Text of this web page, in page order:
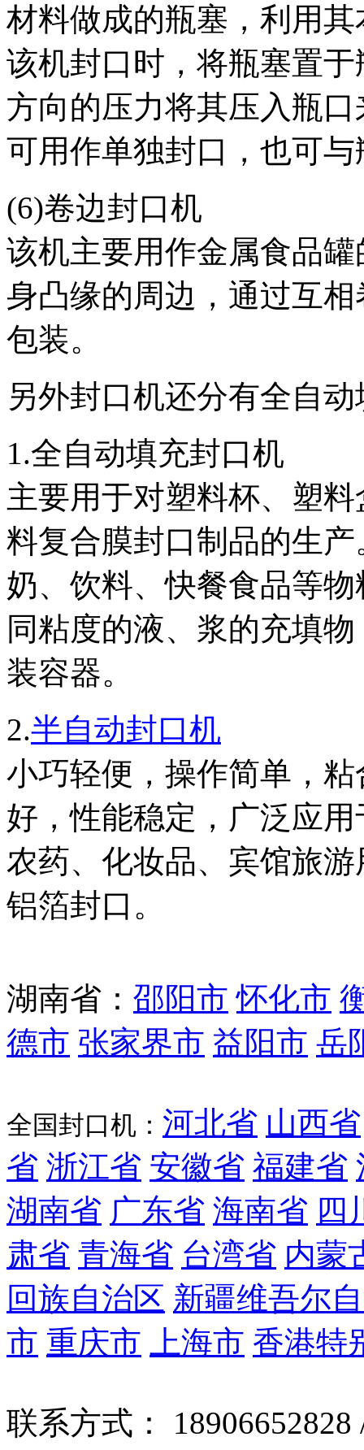
材料做成的瓶塞，利用
该机封口时，将瓶塞置
方向的压力将其压入瓶
可用作单独封口，也可
(6)卷边封口机
该机主要用作金属食品
身凸缘的周边，通过互
包装。
另外封口机还分有全自
1.全自动填充封口机
主要用于对塑料杯、塑
料复合膜封口制品的生
奶、饮料、快餐食品等
同粘度的液、浆的充填
装容器。
2.半自动封口机
小巧轻便，操作简单，
好，性能稳定，广泛应
农药、化妆品、宾馆旅
铝箔封口。
湖南省 ： 邵阳市 怀化市
德市 张家界市 益阳市 岳
全国封口机： 河北省 山西省
省 浙江省 安徽省 福建省
湖南省 广东省 海南省 四
肃省 青海省 台湾省 内蒙
回族自治区 新疆维吾尔
市 重庆市 上海市 香港特
联系方式：